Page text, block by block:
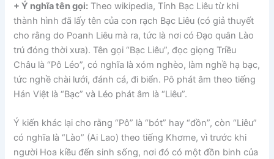
+ Ý nghĩa tên gọi: Theo wikipedia, Tỉnh Bạc Liêu từ khi
thành hình đã lấy tên của con rạch Bạc Liêu (có giả thuyết
cho rằng do Poanh Liêu mà ra, tức là nơi có Đạo quân Lào
trú đóng thời xưa). Tên gọi “Bạc Liêu”, đọc giọng Triều
Châu là “Pô Léo”, có nghĩa là xóm nghèo, làm nghề hạ bạc,
tức nghề chài lưới, đánh cá, đi biển. Pô phát âm theo tiếng
Hán Việt là “Bạc” và Léo phát âm là “Liêu”.
Ý kiến khác lại cho rằng “Pô” là “bót” hay “đồn”, còn “Liêu”
có nghĩa là “Lào” (Ai Lao) theo tiếng Khơme, vì trước khi
người Hoa kiều đến sinh sống, nơi đó có một đồn binh của